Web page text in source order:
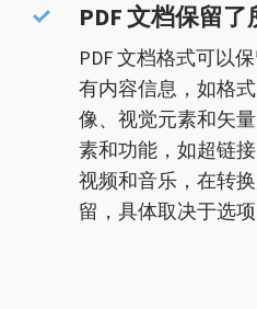
PDF 文档保留了
PDF 文档格式可以
有内容信息，如格
像、视觉元素和矢
素和功能，如超链
视频和音乐，在转
留，具体取决于选项